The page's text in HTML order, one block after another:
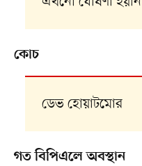
কোচ
ডেভ হোয়াটমোর
গত বিপিএলে অবস্থান